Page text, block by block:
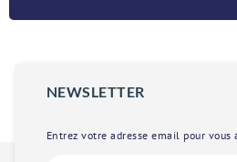
NEWSLETTER
Entrez votre adresse email pour